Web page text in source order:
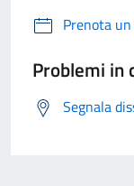
Prenota
Problemi in
Segnala